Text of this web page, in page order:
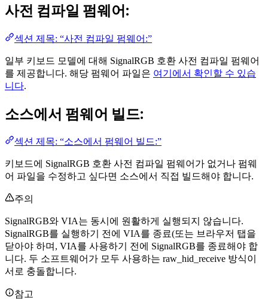
사전 컴파일 펌웨어:
섹션 제목: “사전 컴파일 펌웨어:”
일부 키보드 모델에 대해 SignalRGB 호환 사전 컴파일 펌웨어
를 제공합니다. 해당 펌웨어 파일은 여기에서 확인할 수 있습
니다.
소스에서 펌웨어 빌드:
섹션 제목: “소스에서 펌웨어 빌드:”
키보드에 SignalRGB 호환 사전 컴파일 펌웨어가 없거나 펌웨
어 파일을 수정하고 싶다면 소스에서 직접 빌드해야 합니다.
주의
SignalRGB와 VIA는 동시에 원활하게 실행되지 않습니다.
SignalRGB를 실행하기 전에 VIA를 종료(또는 브라우저 탭을
닫아야 하며, VIA를 사용하기 전에 SignalRGB를 종료해야 합
니다. 두 소프트웨어가 모두 사용하는 raw_hid_receive 방식이
서로 충돌합니다.
참고